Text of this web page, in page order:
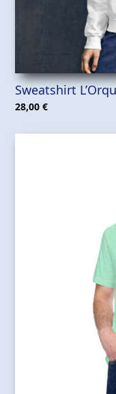
Sweatshirt
28,00€